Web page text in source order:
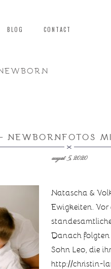
BLOG CONTACT
NEWBORNFOTOS
august 5, 2020
Natascha &
Ewigkeiten.
Danach folgten
Sohn Leo, die
http://christin-